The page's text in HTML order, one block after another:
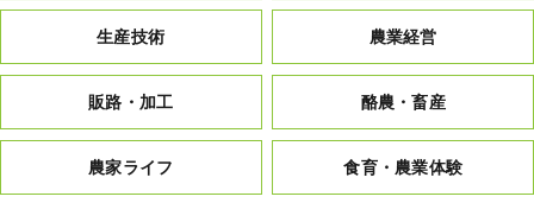
生産技術 農業経営
販路・加工 酪農・畜産
農家ライフ 食育・農業体験